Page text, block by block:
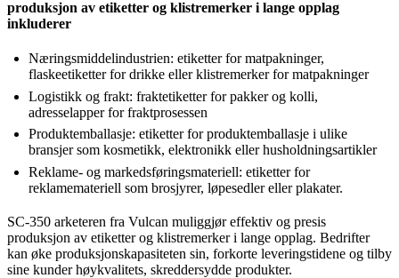
produksjon av etiketter og klistremerker i lange opplag
inkluderer
Næringsmiddelindustrien: etiketter for matpakninger,
flaskeetiketter for drikke eller klistremerker for matpakninger
Logistikk og frakt: fraktetiketter for pakker og kolli,
adresselapper for fraktprosessen
Produktemballasje: etiketter for produktemballasje i ulike
bransjer som kosmetikk, elektronikk eller husholdningsartikler
Reklame- og markedsføringsmateriell: etiketter for
reklamemateriell som brosjyrer, løpesedler eller plakater.
SC-350 arketeren fra Vulcan muliggjør effektiv og presis
produksjon av etiketter og klistremerker i lange opplag. Bedrifter
kan øke produksjonskapasiteten sin, forkorte leveringstidene og tilby
sine kunder høykvalitets, skreddersydde produkter.